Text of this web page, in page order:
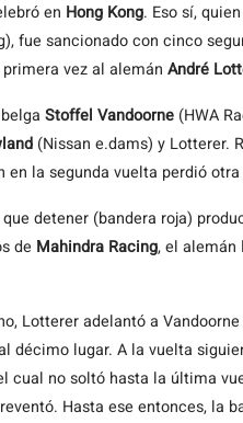
en Hong Kong. Eso sí,
fue sancionado con cinco
vez al alemán André
Stoffel Vandoorne (HWA
(Nissan e.dams) y Lotterer.
en la segunda vuelta perdió
detener (bandera roja)
de Mahindra Racing, el alemán
Lotterer adelantó a
décimo lugar. A la vuelta
cual no soltó hasta la última
Hasta ese entonces, la